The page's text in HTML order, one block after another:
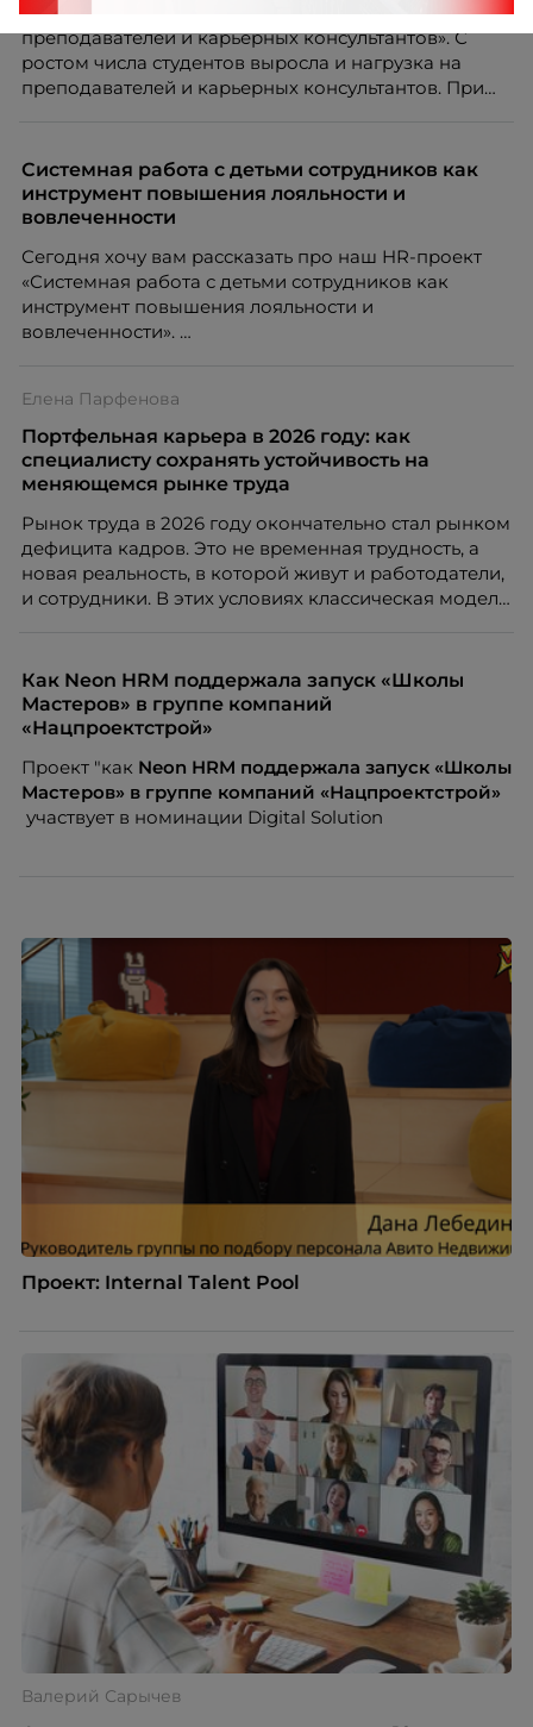
«AI-помощник Skillbox. Повышение эффективности
преподавателей и карьерных консультантов». С
ростом числа студентов выросла и нагрузка на
преподавателей и карьерных консультантов. При
повысить эффективность сотрудников, ускорить
процессы, сохранить качество поддержки и
масштабироваться без роста команды. Так и
Skillbox.
Системная работа с детьми сотрудников как
инструмент повышения лояльности и
вовлеченности
Сегодня хочу вам рассказать про наш HR-проект
«Системная работа с детьми сотрудников как
инструмент повышения лояльности и
вовлеченности».
Елена Парфенова
Портфельная карьера в 2026 году: как
специалисту сохранять устойчивость на
меняющемся рынке труда
Рынок труда в 2026 году окончательно стал рынком
дефицита кадров. Это не временная трудность, а
новая реальность, в которой живут и работодатели,
и сотрудники. В этих условиях классическая модель
продуманная система из нескольких
профессиональных опор, которая даёт специалисту
устойчивость, гибкость и возможности для роста.
HR-эксперт, наставник. Разбирает, как работает эта
модель и кому она подходит в первую очередь.
Как Neon HRM поддержала запуск «Школы
Мастеров» в группе компаний
«Нацпроектстрой»
Проект "как Neon HRM поддержала запуск «Школы
Мастеров» в группе компаний «Нацпроектстрой»
участвует в номинации Digital Solution
Проект: Internal Talent Pool
Валерий Сарычев